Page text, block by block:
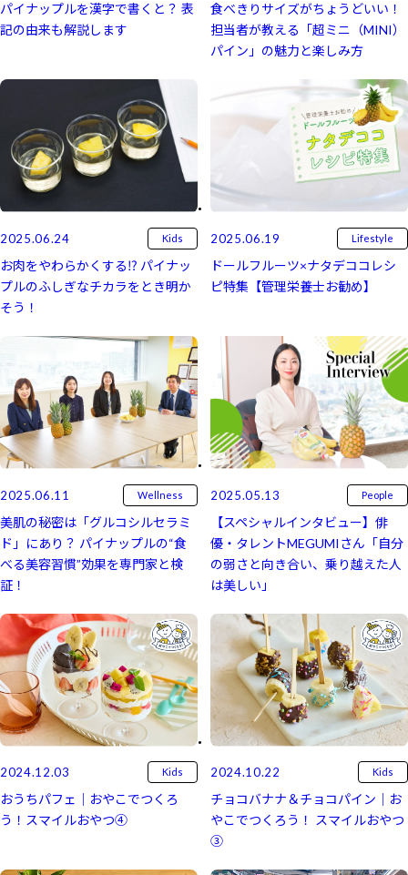
パイナップルを漢字で書くと？ 表
記の由来も解説します
食べきりサイズがちょうどいい！
担当者が教える「超ミニ（MINI）
パイン」の魅力と楽しみ方
2025.06.24 Kids
お肉をやわらかくする⁉ パイナッ
プルのふしぎなチカラをとき明か
そう！
2025.06.19 Lifestyle
ドールフルーツ×ナタデココレシ
ピ特集【管理栄養士お勧め】
2025.06.11 Wellness
美肌の秘密は「グルコシルセラミ
ド」にあり？ パイナップルの“食
べる美容習慣”効果を専門家と検
証！
2025.05.13 People
【スペシャルインタビュー】俳
優・タレントMEGUMIさん「自分
の弱さと向き合い、乗り越えた人
は美しい」
2024.12.03 Kids
おうちパフェ｜おやこでつくろ
う！スマイルおやつ④
2024.10.22 Kids
チョコバナナ＆チョコパイン｜お
やこでつくろう！ スマイルおやつ
③